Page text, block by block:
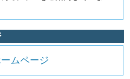
ムページ